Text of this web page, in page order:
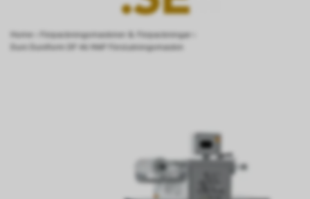
Home Förpackningsmaskiner & Förpackningar
Duni Duniform DF 46 MAP Förslutningsmaskin